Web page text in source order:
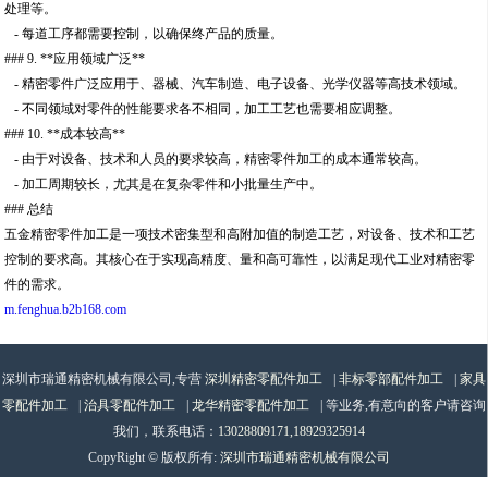
处理等。
- 每道工序都需要控制，以确保终产品的质量。
### 9. **应用领域广泛**
- 精密零件广泛应用于、器械、汽车制造、电子设备、光学仪器等高技术领域。
- 不同领域对零件的性能要求各不相同，加工工艺也需要相应调整。
### 10. **成本较高**
- 由于对设备、技术和人员的要求较高，精密零件加工的成本通常较高。
- 加工周期较长，尤其是在复杂零件和小批量生产中。
### 总结
五金精密零件加工是一项技术密集型和高附加值的制造工艺，对设备、技术和工艺
控制的要求高。其核心在于实现高精度、量和高可靠性，以满足现代工业对精密零
件的需求。
m.fenghua.b2b168.com
深圳市瑞通精密机械有限公司,专营 深圳精密零配件加工 非标零部配件加工
家具
零配件加工
治具零配件加工 龙华精密零配件加工
| 等业务,有意向的客户请咨询
我们，联系电话： 13028809171,18929325914
CopyRight © 版权所有: 深圳市瑞通精密机械有限公司